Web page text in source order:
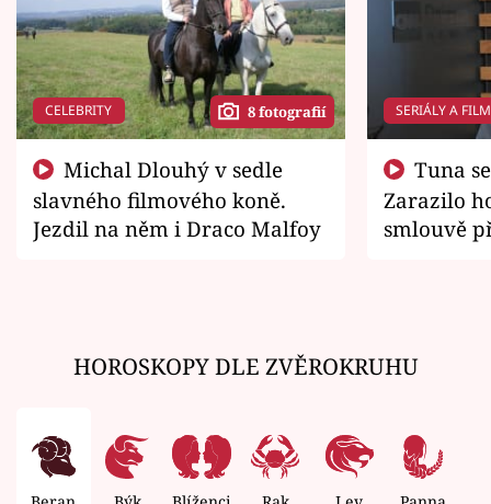
CELEBRITY 8 fotografií
slavného filmového koně.
Jezdil na něm i Draco Malfoy
SERIÁLY A
Zarazilo
smlouvě
HOROSKOPY DLE ZVĚROKRUHU